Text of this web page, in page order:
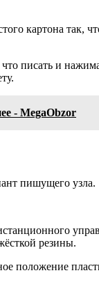
картона так,
писать и
- MegaObzor
пишущего узла.
резины.
положение